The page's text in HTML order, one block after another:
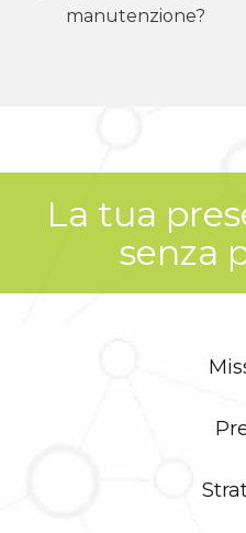
manutenzione?
La tua
senza